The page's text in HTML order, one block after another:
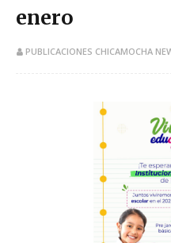
enero
PUBLICACIONES CHICAMOCHA